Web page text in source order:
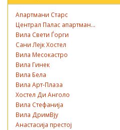
Апартмани Старс
Централ Палас апартман...
Вила Свети Ѓорги
Сани Лејк Хостел
Вила Месокастро
Вила Гинек
Вила Бела
Вила Арт-Плаза
Хостел Ди Анголо
Вила Стефанија
Вила ДримВју
Анастасија престој